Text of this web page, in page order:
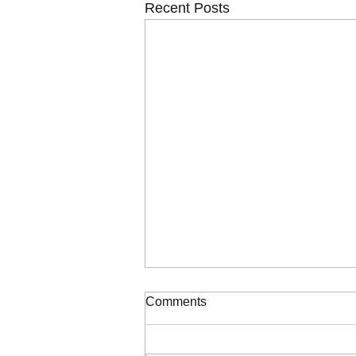
Recent Posts
ΠΙΝΑΚΑΣ ΚΑΤΑΞΗΣ ΣΟΧ
2/2026
Comments